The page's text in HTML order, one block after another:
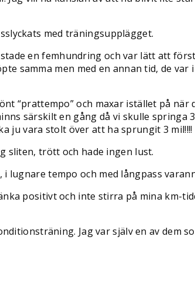
med träningsupplägget.
en femhundring och var lätt att
samma men med en annan tid, de var
“prattempo” och maxar istället på när
särskilt en gång då vi skulle springa
ju vara stolt över att ha sprungit 3
sliten, trött och hade ingen lust.
tempo och med långpass
positivt och inte stirra på mina km-
Jag var själv en av dem